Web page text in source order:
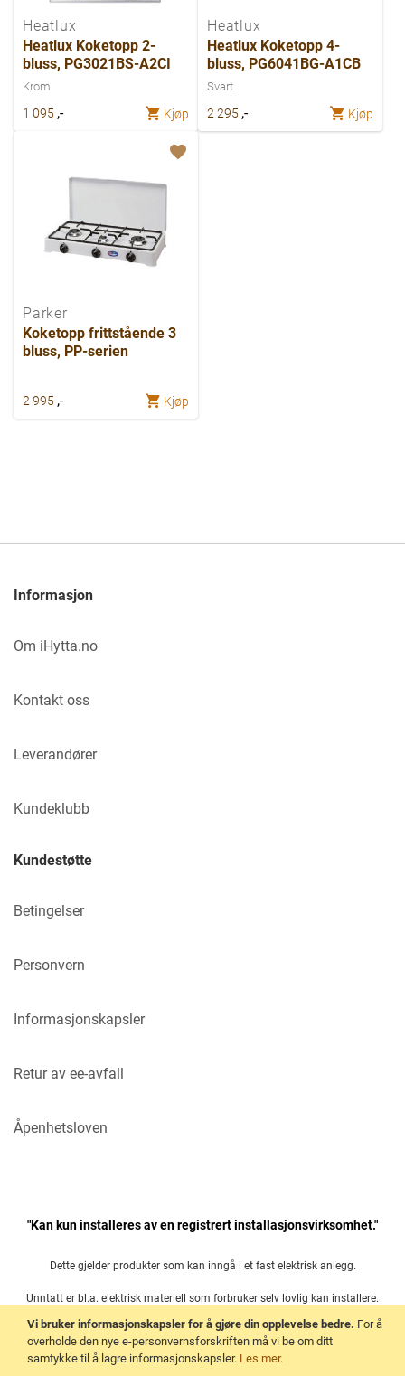
Vi bruker informasjonskapsler for å gjøre din opplevelse bedre. For å
overholde den nye e-personvernsforskriften må vi be om ditt
samtykke til å lagre informasjonskapsler. Les mer.
Heatlux
Heatlux Koketopp 2-
bluss, PG3021BS-A2CI
Krom
1 095 ,- Kjøp
Heatlux
Heatlux Koketopp 4-
bluss, PG6041BG-A1CB
Svart
2 295 ,- Kjøp
Parker
Koketopp frittstående 3
bluss, PP-serien
2 995 ,- Kjøp
Informasjon
Om iHytta.no
Kontakt oss
Leverandører
Kundeklubb
Kundestøtte
Betingelser
Personvern
Informasjonskapsler
Retur av ee-avfall
Åpenhetsloven
"Kan kun installeres av en registrert installasjonsvirksomhet."
Dette gjelder produkter som kan inngå i et fast elektrisk anlegg.
Unntatt er bl.a. elektrisk materiell som forbruker selv lovlig kan installere.
Les mer her:
Forskrift om elektrisk utstyr § 21